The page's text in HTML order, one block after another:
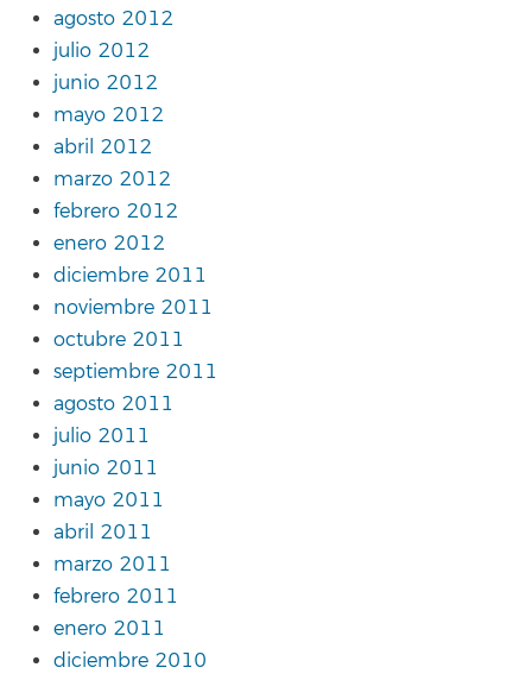
agosto 2012
julio 2012
junio 2012
mayo 2012
abril 2012
marzo 2012
febrero 2012
enero 2012
diciembre 2011
noviembre 2011
octubre 2011
septiembre 2011
agosto 2011
julio 2011
junio 2011
mayo 2011
abril 2011
marzo 2011
febrero 2011
enero 2011
diciembre 2010